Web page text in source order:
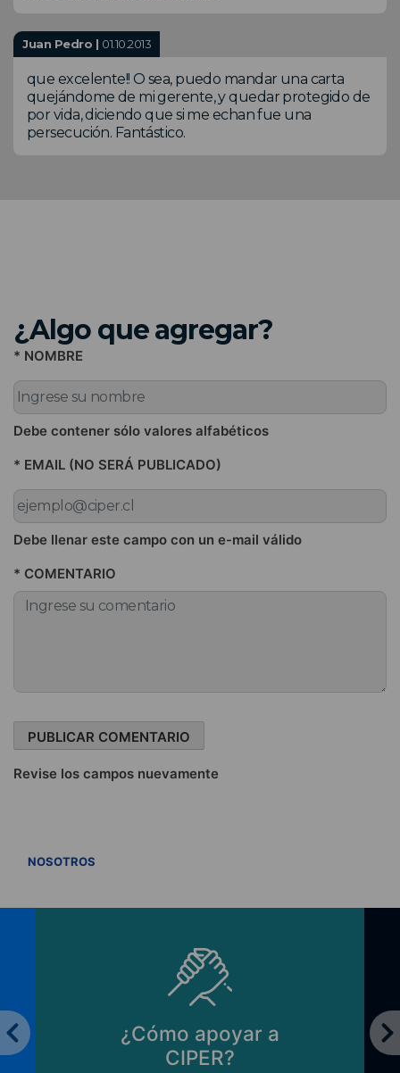
Juan Pedro | 01.10.2013
que excelente!! O sea, puedo mandar una carta
quejándome de mi gerente, y quedar protegido de
por vida, diciendo que si me echan fue una
persecución. Fantástico.
¿Algo que agregar?
* NOMBRE
Debe contener sólo valores alfabéticos
* EMAIL (NO SERÁ PUBLICADO)
Debe llenar este campo con un e-mail válido
* COMENTARIO
Revise los campos nuevamente
NOSOTROS
a
Principios de